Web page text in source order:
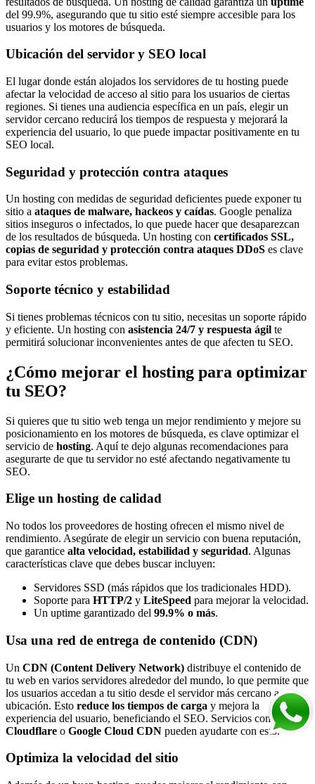
del 99.9%, asegurando que tu sitio esté siempre accesible para los
usuarios y los motores de búsqueda.
Ubicación del servidor y SEO local
El lugar donde están alojados los servidores de tu hosting puede
afectar la velocidad de acceso al sitio para los usuarios de ciertas
regiones. Si tienes una audiencia específica en un país, elegir un
servidor cercano reducirá los tiempos de respuesta y mejorará la
experiencia del usuario, lo que puede impactar positivamente en tu
SEO local.
Seguridad y protección contra ataques
Un hosting con medidas de seguridad deficientes puede exponer tu
sitio a ataques de malware, hackeos y caídas. Google penaliza
sitios inseguros o infectados, lo que puede hacer que desaparezcan
de los resultados de búsqueda. Un hosting con certificados SSL,
copias de seguridad y protección contra ataques DDoS es clave
para evitar estos problemas.
Soporte técnico y estabilidad
Si tienes problemas técnicos con tu sitio, necesitas un soporte rápido
y eficiente. Un hosting con asistencia 24/7 y respuesta ágil te
permitirá solucionar inconvenientes antes de que afecten tu SEO.
¿Cómo mejorar el hosting para optimizar
tu SEO?
Si quieres que tu sitio web tenga un mejor rendimiento y mejore su
posicionamiento en los motores de búsqueda, es clave optimizar el
servicio de hosting. Aquí te dejo algunas recomendaciones para
asegurarte de que tu servidor no esté afectando negativamente tu
SEO.
Elige un hosting de calidad
No todos los proveedores de hosting ofrecen el mismo nivel de
rendimiento. Asegúrate de elegir un servicio con buena reputación,
que garantice alta velocidad, estabilidad y seguridad. Algunas
características clave que debes buscar incluyen:
Servidores SSD (más rápidos que los tradicionales HDD).
Soporte para HTTP/2 y LiteSpeed para mejorar la velocidad.
Un uptime garantizado del 99.9% o más.
Usa una red de entrega de contenido (CDN)
Un CDN (Content Delivery Network) distribuye el contenido de
tu web en varios servidores alrededor del mundo, lo que permite que
los usuarios accedan a tu sitio desde el servidor más cercano a su
ubicación. Esto reduce los tiempos de carga y mejora la
experiencia del usuario, beneficiando el SEO. Servicios como
Cloudflare o Google Cloud CDN pueden ayudarte con esto.
Optimiza la velocidad del sitio